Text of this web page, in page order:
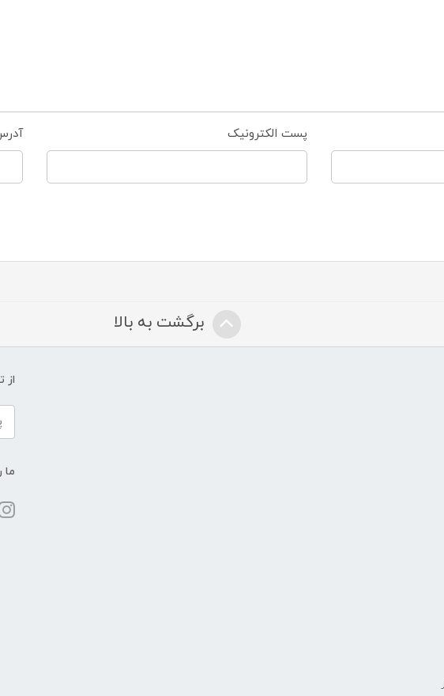
پست الکترونیک
برگشت به بالا
از
ما